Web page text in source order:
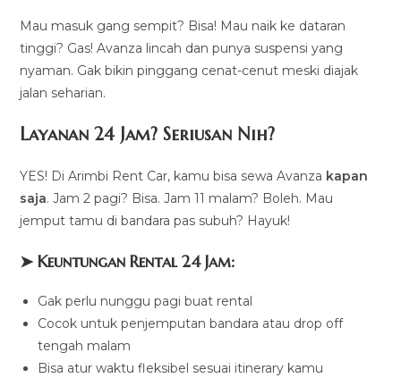
Mau masuk gang sempit? Bisa! Mau naik ke dataran
tinggi? Gas! Avanza lincah dan punya suspensi yang
nyaman. Gak bikin pinggang cenat-cenut meski diajak
jalan seharian.
Layanan 24 Jam? Seriusan Nih?
YES! Di Arimbi Rent Car, kamu bisa sewa Avanza kapan
saja. Jam 2 pagi? Bisa. Jam 11 malam? Boleh. Mau
jemput tamu di bandara pas subuh? Hayuk!
➤Keuntungan Rental 24 Jam:
Gak perlu nunggu pagi buat rental
Cocok untuk penjemputan bandara atau drop off
tengah malam
Bisa atur waktu fleksibel sesuai itinerary kamu